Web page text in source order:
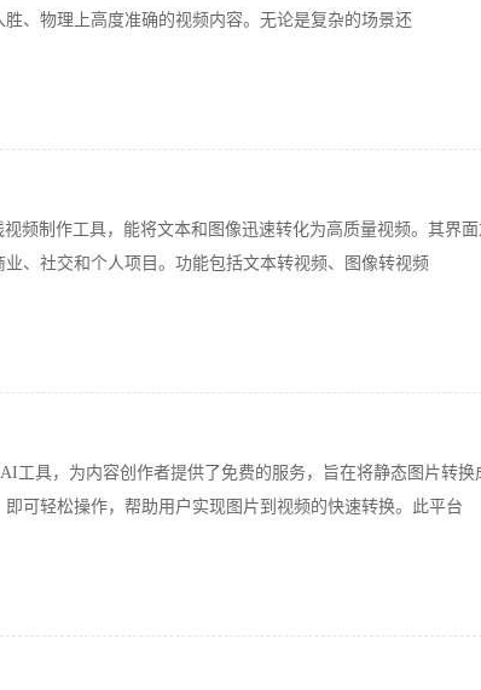
、物理上高度准确的视频内容。无论是复杂的场景还
频制作工具，能将文本和图像迅速转化为高质量视频。其界面
、社交和个人项目。功能包括文本转视频、图像转视频
工具，为内容创作者提供了免费的服务，旨在将静态图片转换
可轻松操作，帮助用户实现图片到视频的快速转换。此平台